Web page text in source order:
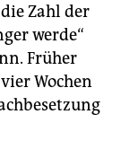
Zahl der
werde“
Früher
Wochen